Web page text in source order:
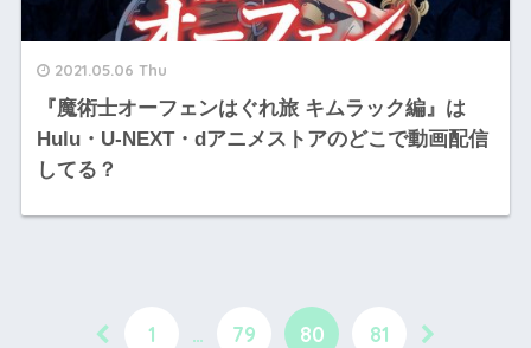
2021.05.06 Thu
『魔術士オーフェンはぐれ旅 キムラック編』は
Hulu・U-NEXT・dアニメストアのどこで動画配信
してる？
1 … 79 80 81